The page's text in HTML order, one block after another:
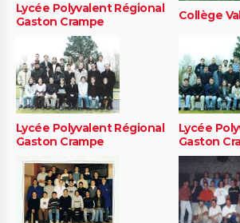
Lycée Polyvalent Régional
Gaston Crampe
Collège
Lycée Polyvalent Régional
Gaston Crampe
Lycée
Gaston